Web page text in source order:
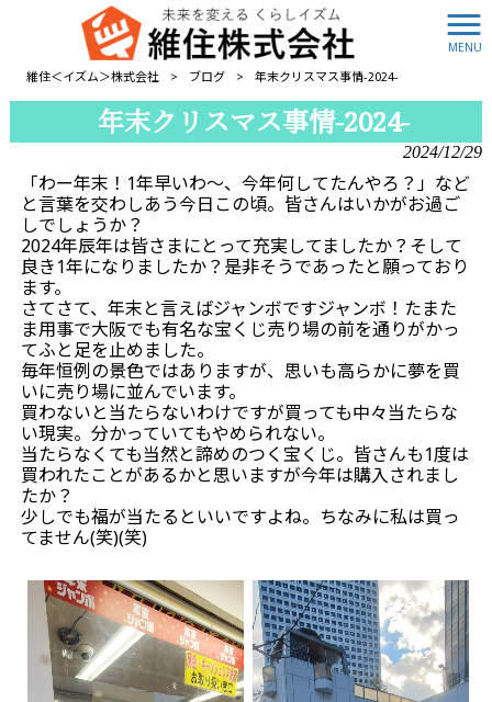
MENU
維住＜イズム＞株式会社 > ブログ > 年末クリスマス事情-2024-
年末クリスマス事情-2024-
2024/12/29
「わー年末！1年早いわ～、今年何してたんやろ？」など
と言葉を交わしあう今日この頃。皆さんはいかがお過ご
しでしょうか？
2024年辰年は皆さまにとって充実してましたか？そして
良き1年になりましたか？是非そうであったと願っており
ます。
さてさて、年末と言えばジャンボですジャンボ！たまた
ま用事で大阪でも有名な宝くじ売り場の前を通りがかっ
てふと足を止めました。
毎年恒例の景色ではありますが、思いも高らかに夢を買
いに売り場に並んでいます。
買わないと当たらないわけですが買っても中々当たらな
い現実。分かっていてもやめられない。
当たらなくても当然と諦めのつく宝くじ。皆さんも1度は
買われたことがあるかと思いますが今年は購入されまし
たか？
少しでも福が当たるといいですよね。ちなみに私は買っ
てません(笑)(笑)